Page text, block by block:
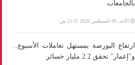
بالجامعات
الأحد، 09 أغسطس 2026 11:37 ص
ارتفاع البورصة بمستهل تعاملات الأسبوع..
و"إعمار" تحقق 2.2 مليار خسائر